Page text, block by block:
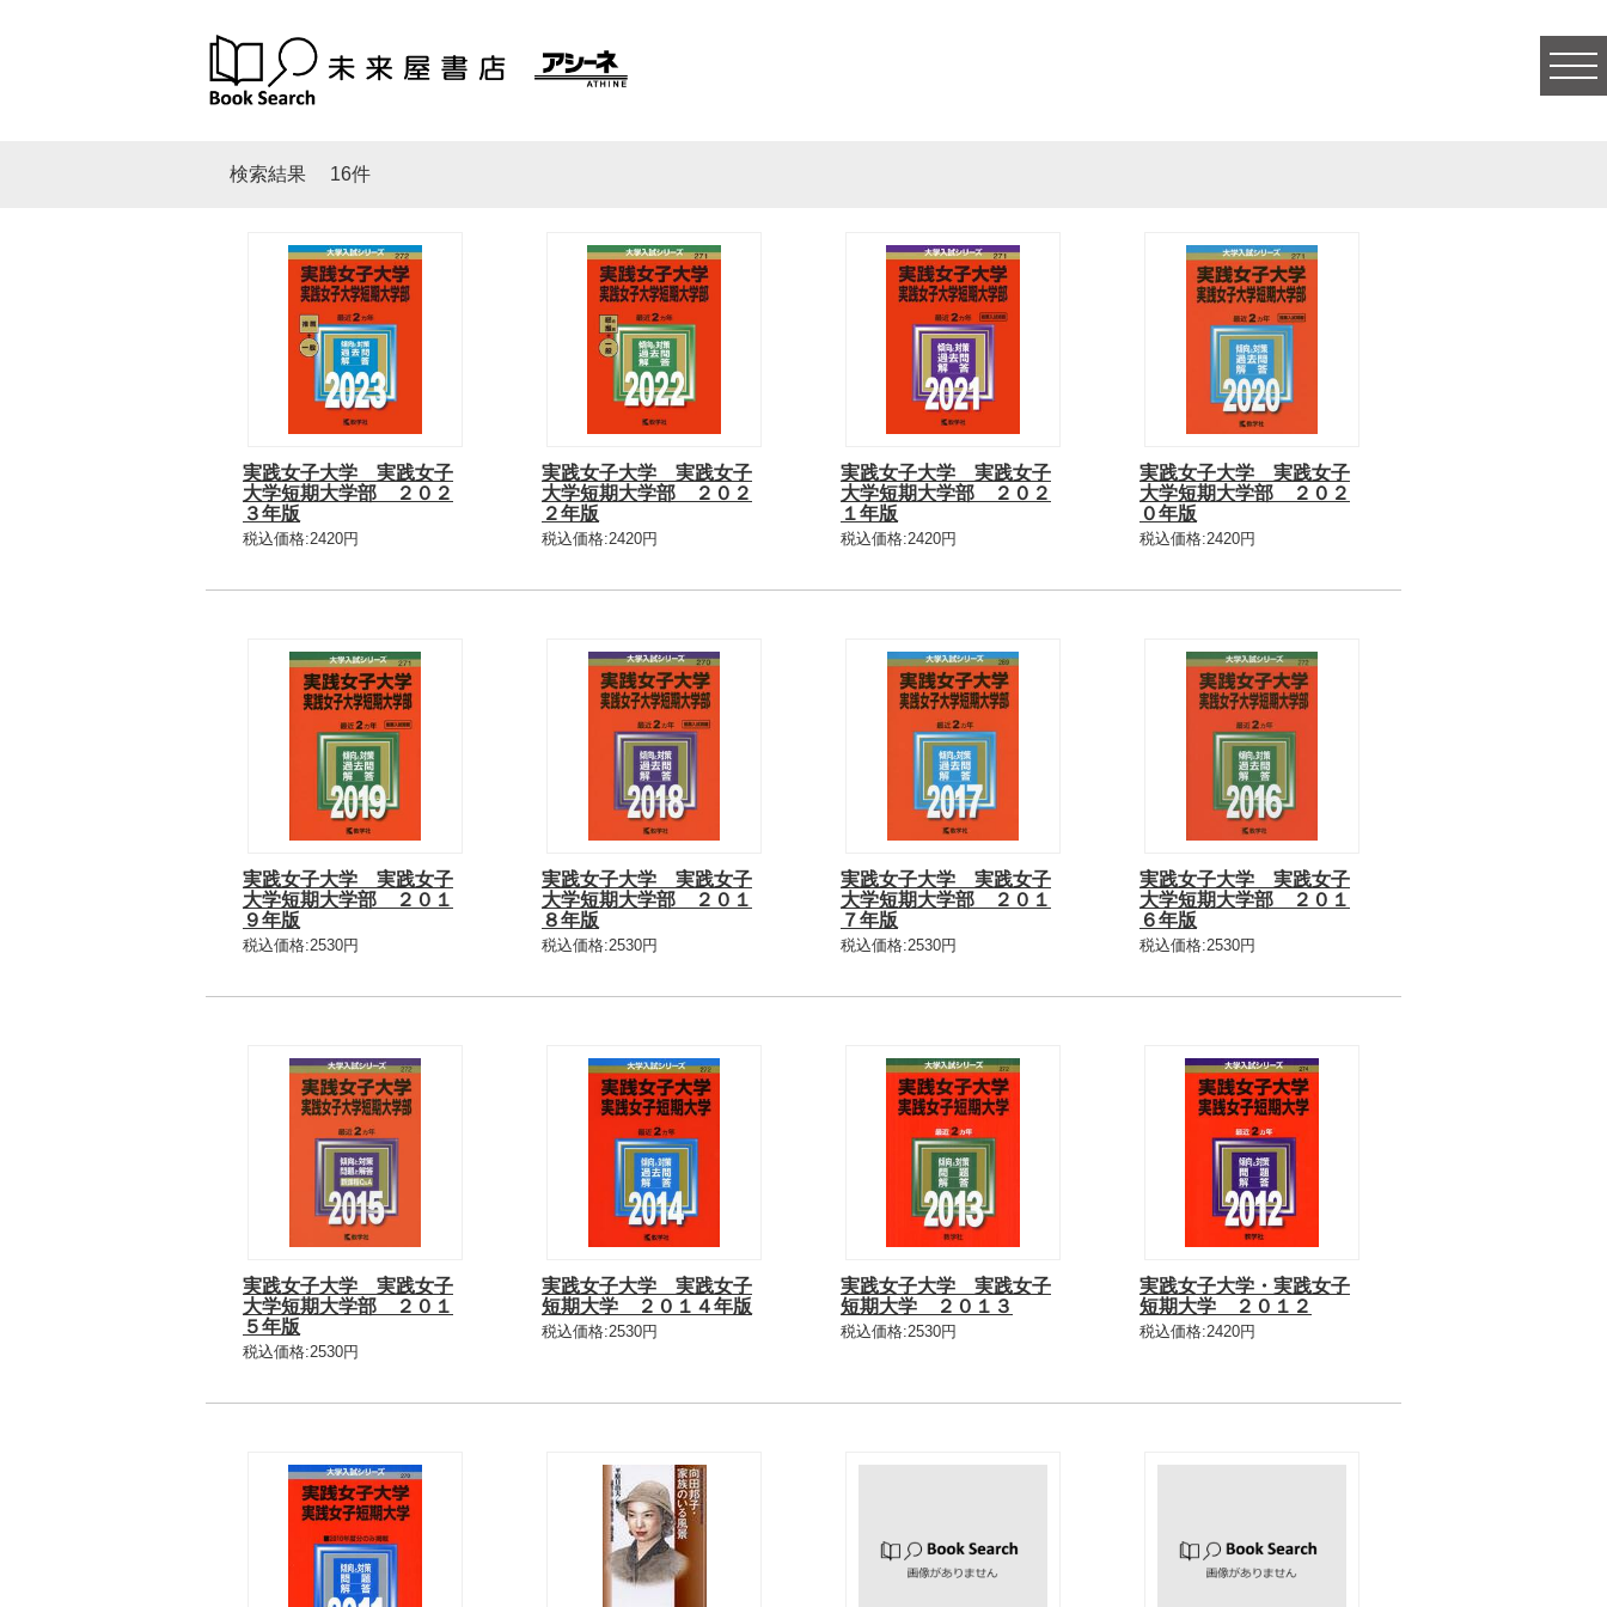
検索結果 16件
実践女子大学 実践女子
大学短期大学部 ２０２
３年版
税込価格:2420円
実践女子大学 実践女子
大学短期大学部 ２０２
２年版
税込価格:2420円
実践女子大学 実践女子
大学短期大学部 ２０２
１年版
税込価格:2420円
実践女子大学 実践女子
大学短期大学部 ２０２
０年版
税込価格:2420円
実践女子大学 実践女子
大学短期大学部 ２０１
９年版
税込価格:2530円
実践女子大学 実践女子
大学短期大学部 ２０１
８年版
税込価格:2530円
実践女子大学 実践女子
大学短期大学部 ２０１
７年版
税込価格:2530円
実践女子大学 実践女子
大学短期大学部 ２０１
６年版
税込価格:2530円
実践女子大学 実践女子
大学短期大学部 ２０１
５年版
税込価格:2530円
実践女子大学 実践女子
短期大学 ２０１４年版
税込価格:2530円
実践女子大学 実践女子
短期大学 ２０１３
税込価格:2530円
実践女子大学・実践女子
短期大学 ２０１２
税込価格:2420円